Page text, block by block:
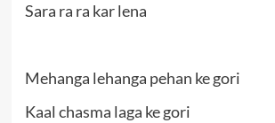
Sara ra ra kar lena
Mehanga lehanga pehan ke gori
Kaal chasma laga ke gori